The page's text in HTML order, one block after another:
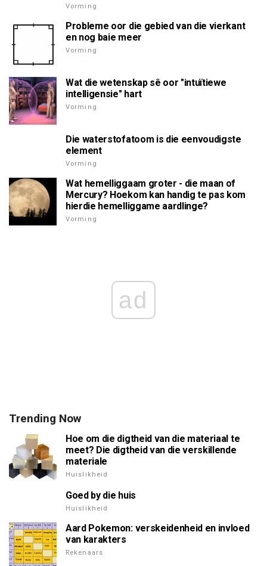
Vorming
Probleme oor die gebied van die vierkant
en nog baie meer
Vorming
Wat die wetenskap sê oor "intuïtiewe
intelligensie" hart
Vorming
Die waterstofatoom is die eenvoudigste
element
Vorming
Wat hemelliggaam groter - die maan of
Mercury? Hoekom kan handig te pas kom
hierdie hemelliggame aardlinge?
Vorming
ad
Trending Now
Hoe om die digtheid van die materiaal te
meet? Die digtheid van die verskillende
materiale
Huislikheid
Goed by die huis
Huislikheid
Aard Pokemon: verskeidenheid en invloed
van karakters
Rekenaars